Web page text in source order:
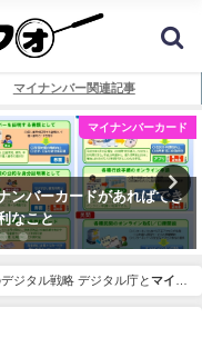
マイナンバー関連記事
マイナンバーカード
ンバーカードがあればでき
なこと
デジタル戦略 デジタル庁とマイナ